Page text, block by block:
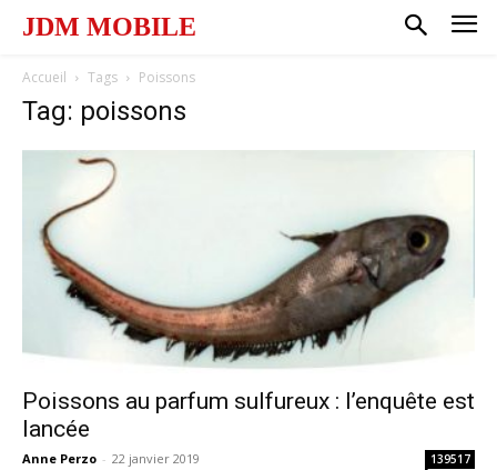
JDM MOBILE
Accueil Tags Poissons
Tag: poissons
Poissons au parfum sulfureux : l’enquête est
lancée
Anne Perzo - 22 janvier 2019 139517